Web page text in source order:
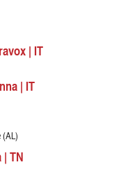
| IT
| IT
(AL)
TN